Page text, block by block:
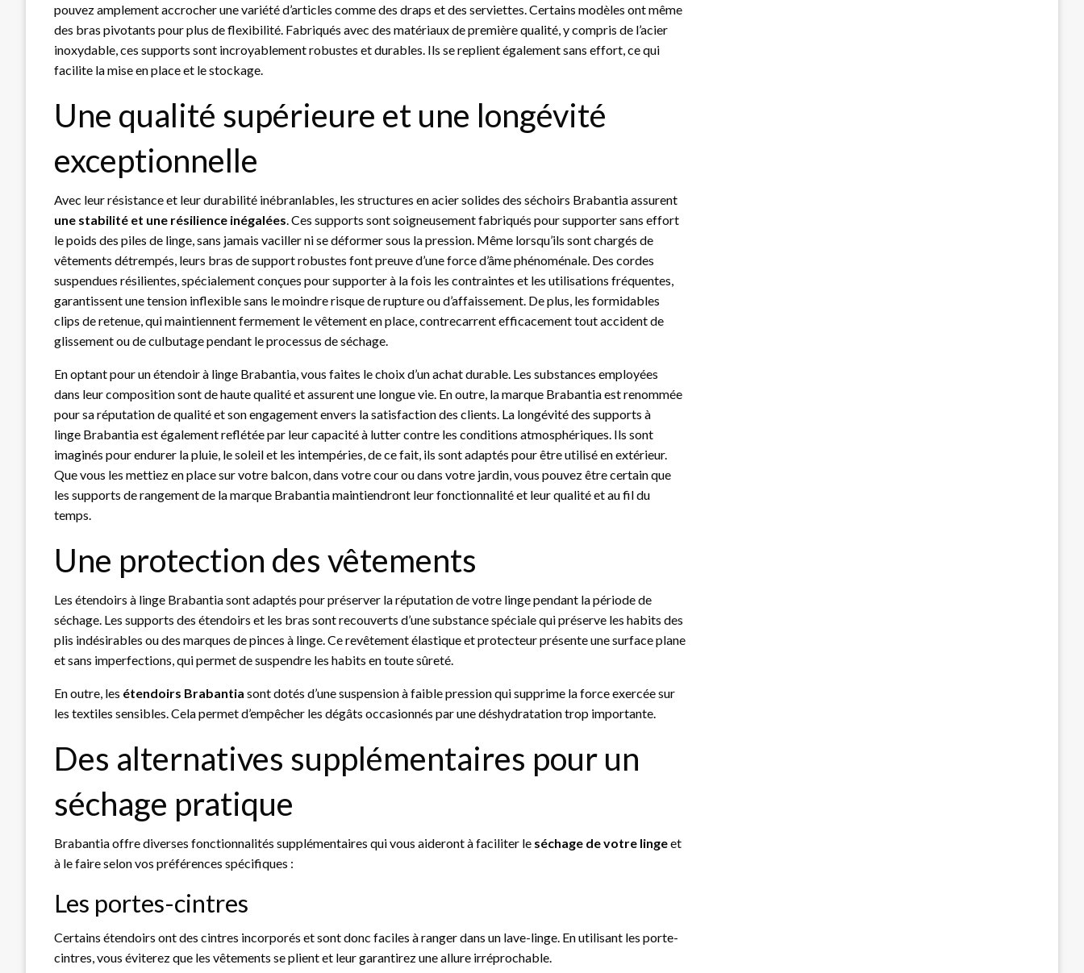
pouvez amplement accrocher une variété d’articles comme des draps et des serviettes. Certains modèles ont même
des bras pivotants pour plus de flexibilité. Fabriqués avec des matériaux de première qualité, y compris de l’acier
inoxydable, ces supports sont incroyablement robustes et durables. Ils se replient également sans effort, ce qui
facilite la mise en place et le stockage.
Une qualité supérieure et une longévité
exceptionnelle
Avec leur résistance et leur durabilité inébranlables, les structures en acier solides des séchoirs Brabantia assurent
une stabilité et une résilience inégalées. Ces supports sont soigneusement fabriqués pour supporter sans effort
le poids des piles de linge, sans jamais vaciller ni se déformer sous la pression. Même lorsqu’ils sont chargés de
vêtements détrempés, leurs bras de support robustes font preuve d’une force d’âme phénoménale. Des cordes
suspendues résilientes, spécialement conçues pour supporter à la fois les contraintes et les utilisations fréquentes,
garantissent une tension inflexible sans le moindre risque de rupture ou d’affaissement. De plus, les formidables
clips de retenue, qui maintiennent fermement le vêtement en place, contrecarrent efficacement tout accident de
glissement ou de culbutage pendant le processus de séchage.
En optant pour un étendoir à linge Brabantia, vous faites le choix d’un achat durable. Les substances employées
dans leur composition sont de haute qualité et assurent une longue vie. En outre, la marque Brabantia est renommée
pour sa réputation de qualité et son engagement envers la satisfaction des clients. La longévité des supports à
linge Brabantia est également reflétée par leur capacité à lutter contre les conditions atmosphériques. Ils sont
imaginés pour endurer la pluie, le soleil et les intempéries, de ce fait, ils sont adaptés pour être utilisé en extérieur.
Que vous les mettiez en place sur votre balcon, dans votre cour ou dans votre jardin, vous pouvez être certain que
les supports de rangement de la marque Brabantia maintiendront leur fonctionnalité et leur qualité et au fil du
temps.
Une protection des vêtements
Les étendoirs à linge Brabantia sont adaptés pour préserver la réputation de votre linge pendant la période de
séchage. Les supports des étendoirs et les bras sont recouverts d’une substance spéciale qui préserve les habits des
plis indésirables ou des marques de pinces à linge. Ce revêtement élastique et protecteur présente une surface plane
et sans imperfections, qui permet de suspendre les habits en toute sûreté.
En outre, les étendoirs Brabantia sont dotés d’une suspension à faible pression qui supprime la force exercée sur
les textiles sensibles. Cela permet d’empêcher les dégâts occasionnés par une déshydratation trop importante.
Des alternatives supplémentaires pour un
séchage pratique
Brabantia offre diverses fonctionnalités supplémentaires qui vous aideront à faciliter le séchage de votre lingeet
à le faire selon vos préférences spécifiques :
Les portes-cintres
Certains étendoirs ont des cintres incorporés et sont donc faciles à ranger dans un lave-linge. En utilisant les porte-
cintres, vous éviterez que les vêtements se plient et leur garantirez une allure irréprochable.